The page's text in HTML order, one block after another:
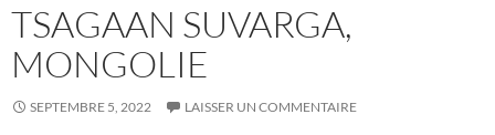
TSAGAAN SUVARGA,
MONGOLIE
SEPTEMBRE 5, 2022 LAISSER UN COMMENTAIRE